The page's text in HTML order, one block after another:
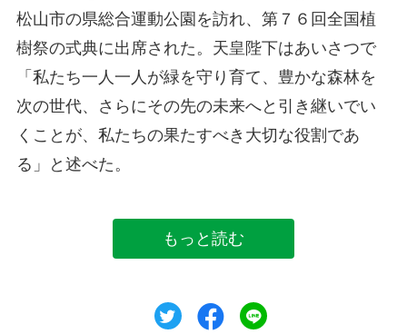
松山市の県総合運動公園を訪れ、第７６回全国植
樹祭の式典に出席された。天皇陛下はあいさつで
「私たち一人一人が緑を守り育て、豊かな森林を
次の世代、さらにその先の未来へと引き継いでい
くことが、私たちの果たすべき大切な役割であ
る」と述べた。
もっと読む
ツイートシェア